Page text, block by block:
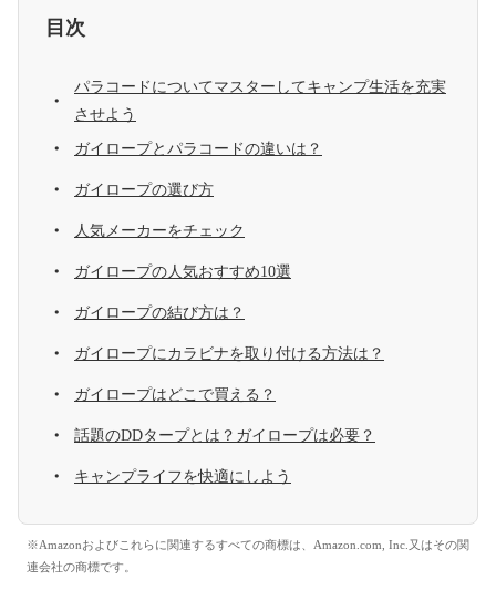
目次
パラコードについてマスターしてキャンプ生活を充実
させよう
ガイロープとパラコードの違いは？
ガイロープの選び方
人気メーカーをチェック
ガイロープの人気おすすめ10選
ガイロープの結び方は？
ガイロープにカラビナを取り付ける方法は？
ガイロープはどこで買える？
話題のDDタープとは？ガイロープは必要？
キャンプライフを快適にしよう
※Amazonおよびこれらに関連するすべての商標は、Amazon.com, Inc.又はその関
連会社の商標です。